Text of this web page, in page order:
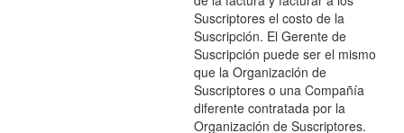
Suscriptores el costo de la
Suscripción. El Gerente de
Suscripción puede ser el mismo
que la Organización de
Suscriptores o una Compañía
diferente contratada por la
Organización de Suscriptores.